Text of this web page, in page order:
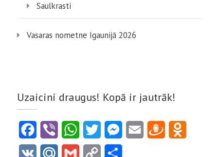
Saulkrasti
Vasaras nometne Igaunijā 2026
Uzaicini draugus! Kopā ir jautrāk!
FacebookViber WhatsAppTwitter Messenger
Email Draugiem
VK Mail.Ru Gmail
Copy